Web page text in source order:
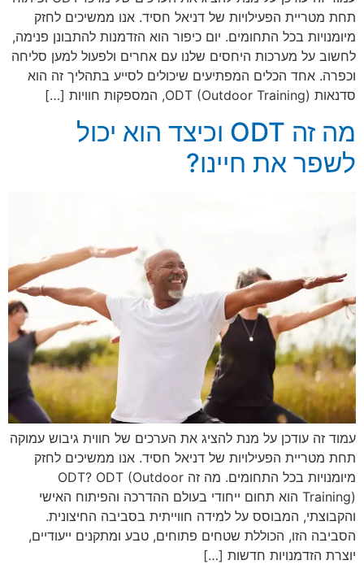
תחת מטריית הפעילויות של דניאל חסיד. אנו ממשיכים לחזק
מיומנויות בכל התחומים. יום כיפור הוא הזדמנות להתבונן פנימה,
לחשוב על מערכות היחסים שלנו עם אחרים ולפעול למען סליחה
וכפרה. אחד הכלים המפתיעים שיכולים לסייע בתהליך זה הוא
סדנאות ODT (Outdoor Training), המספקות חוויות […]
מה זה ODT וכיצד הוא יכול
לשפר את חיינו?
עמוד זה עודכן על מנת להציג את הערכים של חווית גיבוש עמוקה
תחת מטריית הפעילויות של דניאל חסיד. אנו ממשיכים לחזק
מיומנויות בכל התחומים. מה זה ODT? ODT (Outdoor
Training) הוא תחום ייחודי בעולם ההדרכה והפיתוח האישי
והקבוצתי, המבוסס על למידה חווייתית בסביבה החיצונית.
הסביבה הזו, הכוללת שטחים פתוחים, טבע ומתקנים ייעודיים,
יוצרת הזדמנויות חדשות […]